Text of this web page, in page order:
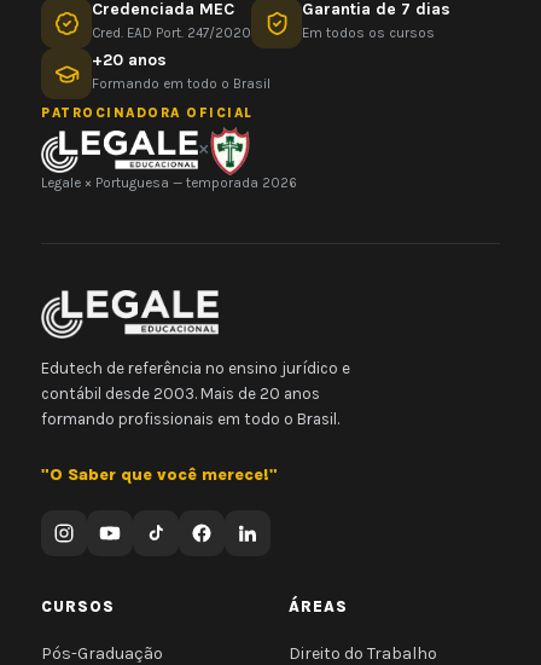
Credenciada MEC
Cred. EAD Port. 247/2020
Garantia de 7 dias
Em todos os cursos
+20 anos
Formando em todo o Brasil
PATROCINADORA OFICIAL
×
Legale × Portuguesa — temporada 2026
Edutech de referência no ensino jurídico e
contábil desde 2003. Mais de 20 anos
formando profissionais em todo o Brasil.
"O Saber que você merece!"
CURSOS
Pós-Graduação
ÁREAS
Direito do Trabalho